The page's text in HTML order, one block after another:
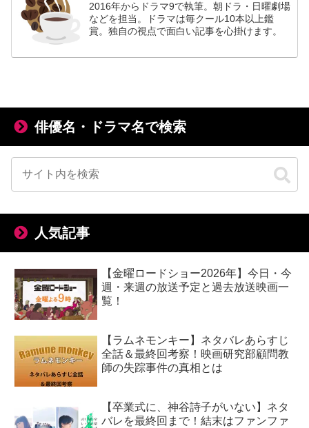
2016年からドラマ9で執筆。朝ドラ・日曜劇場
などを担当。ドラマは毎クール10本以上鑑
賞。独自の視点で面白い記事を心掛けます。
俳優名・ドラマ名で検索
人気記事
【金曜ロードショー2026年】今日・今
週・来週の放送予定と過去放送映画一
覧！
【ラムネモンキー】ネタバレあらすじ
全話＆最終回考察！映画研究部顧問教
師の失踪事件の真相とは
【卒業式に、神谷詩子がいない】ネタ
バレを最終回まで！結末はファンファ